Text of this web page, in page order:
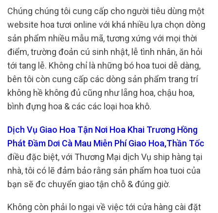
Chúng chúng tôi cung cấp cho người tiêu dùng một
website hoa tươi online với khá nhiều lựa chọn dòng
sản phẩm nhiều mẫu mã, tương xứng với mọi thời
điểm, trường đoản cú sinh nhật, lễ tình nhân, ăn hỏi
tới tang lễ. Không chỉ là những bó hoa tuoi dễ dàng,
bên tôi còn cung cấp các dòng sản phẩm trang trí
không hề không đủ cũng như lẵng hoa, chậu hoa,
bình đựng hoa & các các loại hoa khô.
Dịch Vụ Giao Hoa Tận Nơi Hoa Khai Trương Hồng
Phát Đầm Dơi Cà Mau Miễn Phí Giao Hoa,Thần Tốc
điều đặc biệt, với Thương Mại dịch Vụ ship hàng tại
nhà, tôi có lẽ đảm bảo rằng sản phẩm hoa tuoi của
bạn sẽ đc chuyển giao tận chỗ & đúng giờ.
Không còn phải lo ngại về việc tới cửa hàng cài đặt